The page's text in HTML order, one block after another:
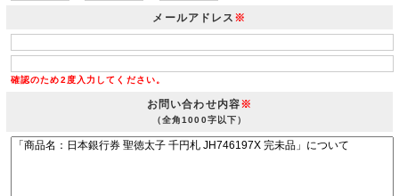
メールアドレス ※
確認のため2度入力してください。
お問い合わせ内容※
（全角1000字以下）